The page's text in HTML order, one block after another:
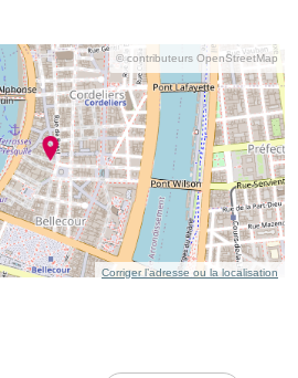
© contributeurs OpenStreetMap
Corriger l’adresse ou la localisation